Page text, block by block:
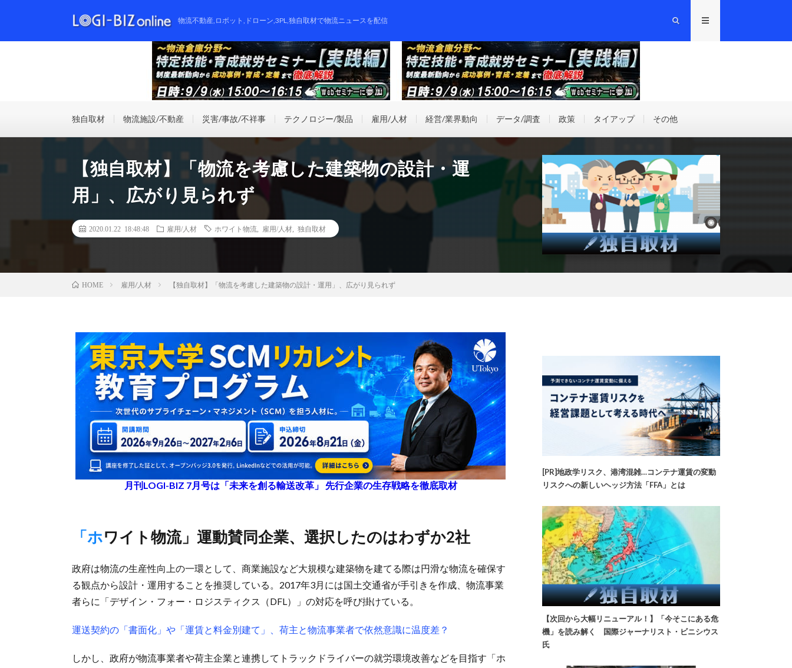
物流不動産,ロボット,ドローン,3PL,独自取材で物流ニュースを配信
独自取材 物流施設/不動産 災害/事故/不祥事 テクノロジー/製品 雇用/人材 経営/業界動向 データ/調査 政策 タイアップ その他
【独自取材】「物流を考慮した建築物の設計・運
用」、広がり見られず
2020.01.22 18:48:48 雇用/人材 ホワイト物流 雇用/人材 独自取材
HOME 雇用/人材 【独自取材】「物流を考慮した建築物の設計・運用」、広がり見られず
月刊LOGI-BIZ 7月号は「未来を創る輸送改革」 先行企業の生存戦略を徹底取材
「ホワイト物流」運動賛同企業、選択したのはわずか2社
政府は物流の生産性向上の一環として、商業施設など大規模な建築物を建てる際は円滑な物流を確保す
る観点から設計・運用することを推奨している。2017年3月には国土交通省が手引きを作成、物流事業
者らに「デザイン・フォー・ロジスティクス（DFL）」の対応を呼び掛けている。
運送契約の「書面化」や「運賃と料金別建て」、荷主と物流事業者で依然意識に温度差？
しかし、政府が物流事業者や荷主企業と連携してトラックドライバーの就労環境改善などを目指す「ホ
[PR]地政学リスク、港湾混雑…コンテナ運賃の変動
リスクへの新しいヘッジ方法「FFA」とは
【次回から大幅リニューアル！】「今そこにある危
機」を読み解く 国際ジャーナリスト・ビニシウス
氏